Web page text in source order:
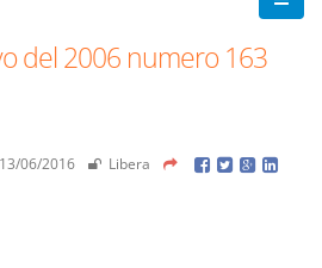
del 2006 numero 163
13/06/2016 Libera